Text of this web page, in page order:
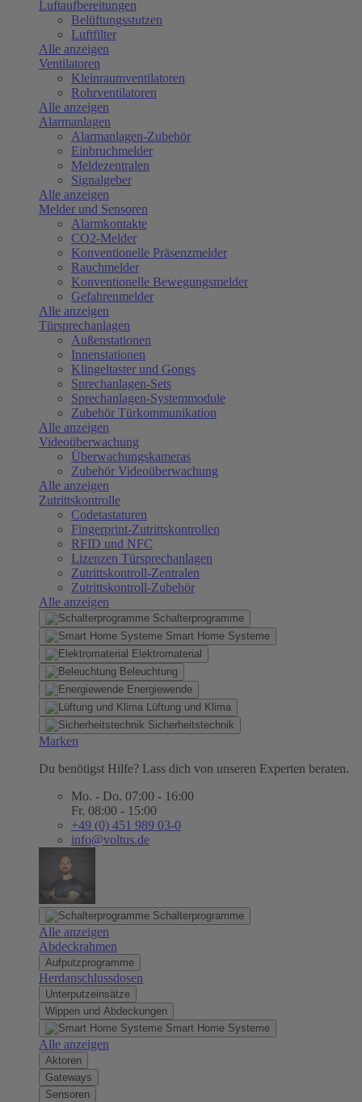
Luftaufbereitungen
Belüftungsstutzen
Luftfilter
Alle anzeigen
Ventilatoren
Kleinraumventilatoren
Rohrventilatoren
Alle anzeigen
Alarmanlagen
Alarmanlagen-Zubehör
Einbruchmelder
Meldezentralen
Signalgeber
Alle anzeigen
Melder und Sensoren
Alarmkontakte
CO2-Melder
Konventionelle Präsenzmelder
Rauchmelder
Konventionelle Bewegungsmelder
Gefahrenmelder
Alle anzeigen
Türsprechanlagen
Außenstationen
Innenstationen
Klingeltaster und Gongs
Sprechanlagen-Sets
Sprechanlagen-Systemmodule
Zubehör Türkommunikation
Alle anzeigen
Videoüberwachung
Überwachungskameras
Zubehör Videoüberwachung
Alle anzeigen
Zutrittskontrolle
Codetastaturen
Fingerprint-Zutrittskontrollen
RFID und NFC
Lizenzen Türsprechanlagen
Zutrittskontroll-Zentralen
Zutrittskontroll-Zubehör
Alle anzeigen
Schalterprogramme
Smart Home Systeme
Elektromaterial
Beleuchtung
Energiewende
Lüftung und Klima
Sicherheitstechnik
Marken
Du benötigst Hilfe? Lass dich von unseren Experten beraten.
Mo. - Do. 07:00 - 16:00
Fr. 08:00 - 15:00
+49 (0) 451 989 03-0
info@voltus.de
Schalterprogramme
Alle anzeigen
Abdeckrahmen
Aufputzprogramme
Herdanschlussdosen
Unterputzeinsätze
Wippen und Abdeckungen
Smart Home Systeme
Alle anzeigen
Aktoren
Gateways
Sensoren